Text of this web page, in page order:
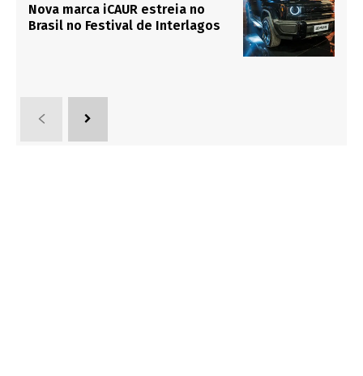
Nova marca iCAUR estreia no
Brasil no Festival de Interlagos